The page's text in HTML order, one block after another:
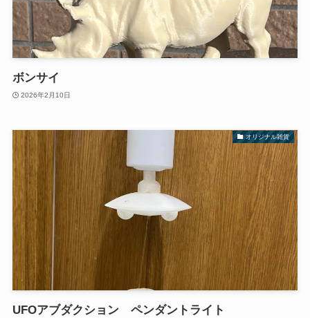
ボンサイ
2026年2月10日
オリジナル雑貨
UFOアブダクション ペンダントライト